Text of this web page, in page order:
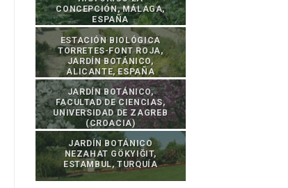
CONCEPCIÓN, MÁLAGA,
ESPAÑA
ESTACIÓN BIOLÓGICA
TORRETES-FONT ROJA,
JARDÍN BOTÁNICO,
ALICANTE, ESPAÑA
JARDÍN BOTÁNICO,
FACULTAD DE CIENCIAS,
UNIVERSIDAD DE ZAGREB
(CROACIA)
JARDÍN BOTÁNICO
NEZAHAT GÖKYIĞIT,
ESTAMBUL, TURQUÍA